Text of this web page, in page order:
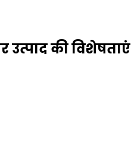
उत्पाद की विशेषताएं